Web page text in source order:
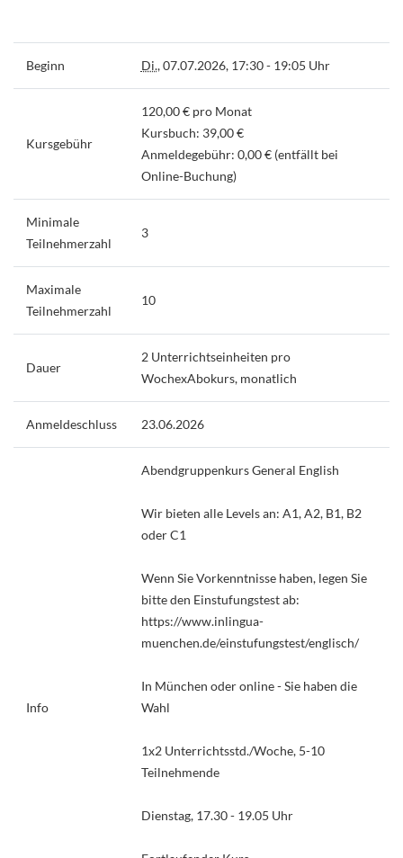
Beginn Di., 07.07.2026, 17:30 - 19:05 Uhr
Kursgebühr
120,00 € pro Monat
Kursbuch: 39,00 €
Anmeldegebühr: 0,00 € (entfällt bei
Online-Buchung)
Minimale
Teilnehmerzahl
3
Maximale
Teilnehmerzahl
10
Dauer
2 Unterrichtseinheiten pro
WochexAbokurs, monatlich
Anmeldeschluss 23.06.2026
Info
Abendgruppenkurs General English
Wir bieten alle Levels an: A1, A2, B1, B2
oder C1
Wenn Sie Vorkenntnisse haben, legen Sie
bitte den Einstufungstest ab:
https://www.inlingua-
muenchen.de/einstufungstest/englisch/
In München oder online - Sie haben die
Wahl
1x2 Unterrichtsstd./Woche, 5-10
Teilnehmende
Dienstag, 17.30 - 19.05 Uhr